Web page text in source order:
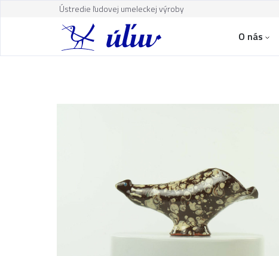
Ústredie ľudovej umeleckej výroby
O nás